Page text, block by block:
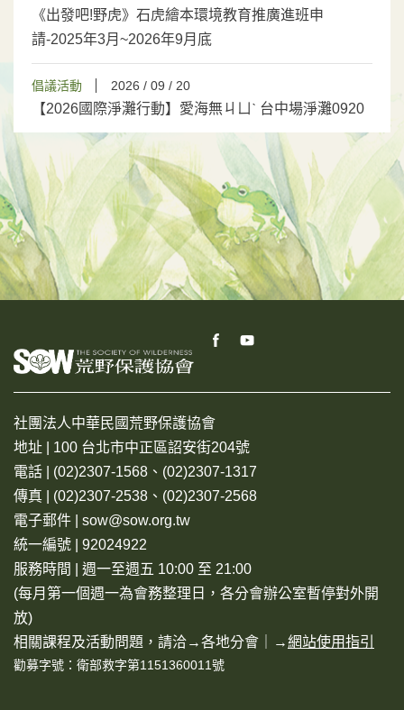
《出發吧!野虎》石虎繪本環境教育推廣進班申
請-2025年3月~2026年9月底
倡議活動 2026 / 09 / 20
【2026國際淨灘行動】愛海無ㄐㄩˋ 台中場淨灘0920
社團法人中華民國荒野保護協會
地址 | 100 台北市中正區詔安街204號
電話 | (02)2307-1568、(02)2307-1317
傳真 | (02)2307-2538、(02)2307-2568
電子郵件 | sow@sow.org.tw
統一編號 | 92024922
服務時間 | 週一至週五 10:00 至 21:00
(每月第一個週一為會務整理日，各分會辦公室暫停對外開
放)
相關課程及活動問題，請洽→各地分會 ｜→網站使用指引
勸募字號：衛部救字第1151360011號